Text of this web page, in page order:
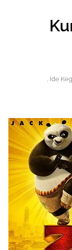
, Ide